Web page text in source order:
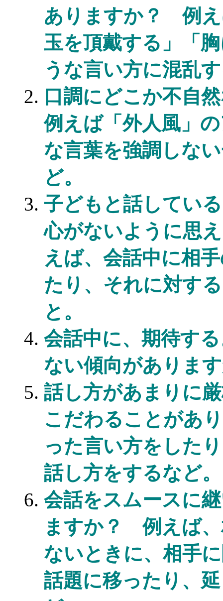
ありますか？ 例え
玉を頂戴する」「
うな言い方に混乱
口調にどこか不自
例えば「外人風」
な言葉を強調しな
ど。
子どもと話してい
心がないように思
えば、会話中に相
たり、それに対す
と。
会話中に、期待す
ない傾向がありま
話し方があまりに
こだわることがあ
った言い方をした
話し方をするなど。
会話をスムースに
ますか？ 例えば、
ないときに、相手
話題に移ったり、